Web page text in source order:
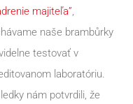
majiteľa”,
naše brambůrky
testovať v
laboratóriu.
nám potvrdili, že